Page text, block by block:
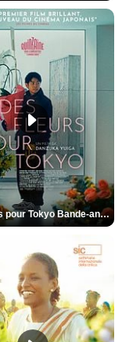
Des Fleurs pour Tokyo Bande-annonce VO STFR